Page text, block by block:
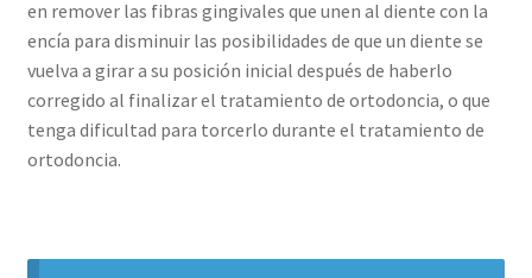
en remover las fibras gingivales que unen al diente con la
encía para disminuir las posibilidades de que un diente se
vuelva a girar a su posición inicial después de haberlo
corregido al finalizar el tratamiento de ortodoncia, o que
tenga dificultad para torcerlo durante el tratamiento de
ortodoncia.